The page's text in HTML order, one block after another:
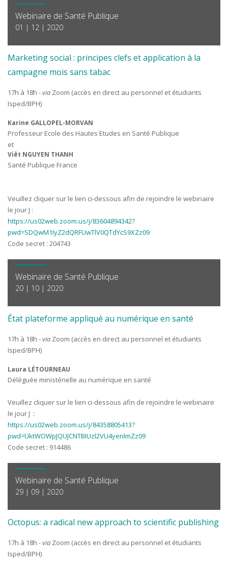
Webinaire de Santé Publique
01 | 12 | 2020
Marketing social : principes clefs et application à la
campagne mois sans tabac
17h à 18h -via Zoom (accès en direct au personnel et étudiants
Isped/BPH)
Karine GALLOPEL-MORVAN
Professeur Ecole des Hautes Etudes en Santé Publique
et
Viêt NGUYEN THANH
Santé Publique France
Veuillez cliquer sur le lien ci-dessous afin de rejoindre le webinaire
le jour J :
https://us02web.zoom.us/j/83604894342?
pwd=SDQwM1IyZ2dQRFUwTlV0QTdYcS9XZz09
Code secret : 204743
Webinaire de Santé Publique
20 | 10 | 2020
État plateforme appliqué au numérique en santé
17h à 18h -via Zoom (accès en direct au personnel et étudiants
Isped/BPH)
Laura LÉTOURNEAU
Déléguée ministérielle au numérique en santé
Veuillez cliquer sur le lien ci-dessous afin de rejoindre le webinaire
le jour J :
https://us02web.zoom.us/j/84358805413?
pwd=UktWOWpJQUJCNTBIUzl2VU4yenlmZz09
Code secret : 914486
Webinaire de Santé Publique
29 | 09 | 2020
Octopus: a radical new approach to scientific publishing
17h à 18h -via Zoom (accès en direct au personnel et étudiants
Isped/BPH)